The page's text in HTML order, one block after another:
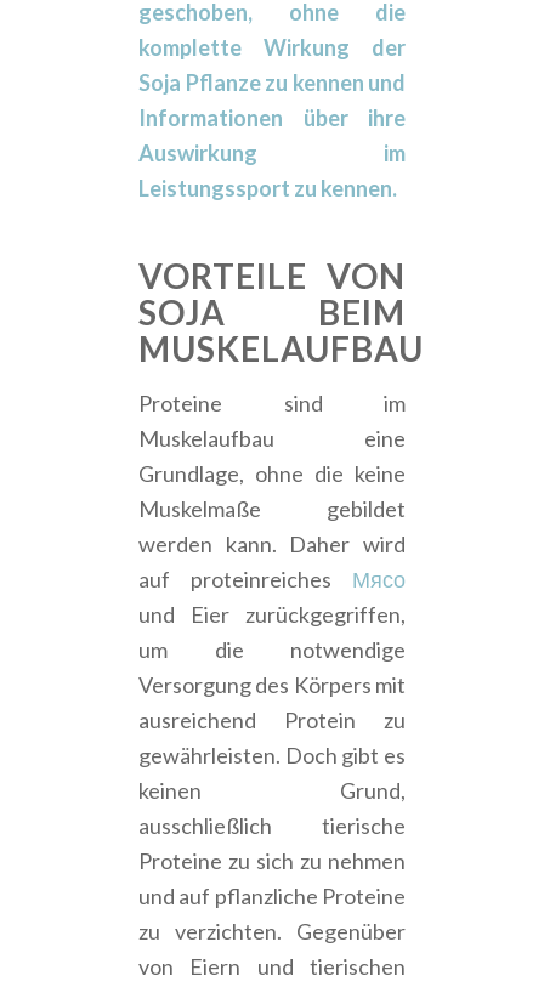
geschoben, ohne die
komplette Wirkung der
Soja Pflanze zu kennen und
Informationen über ihre
Auswirkung im
Leistungssport zu kennen.
VORTEILE VON
SOJA BEIM
MUSKELAUFBAU
Proteine sind im
Muskelaufbau eine
Grundlage, ohne die keine
Muskelmaße gebildet
werden kann. Daher wird
auf proteinreiches Мясо
und Eier zurückgegriffen,
um die notwendige
Versorgung des Körpers mit
ausreichend Protein zu
gewährleisten. Doch gibt es
keinen Grund,
ausschließlich tierische
Proteine zu sich zu nehmen
und auf pflanzliche Proteine
zu verzichten. Gegenüber
von Eiern und tierischen